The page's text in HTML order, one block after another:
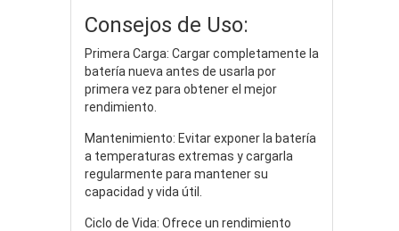
Consejos de Uso:
Primera Carga: Cargar completamente la
batería nueva antes de usarla por
primera vez para obtener el mejor
rendimiento.
Mantenimiento: Evitar exponer la batería
a temperaturas extremas y cargarla
regularmente para mantener su
capacidad y vida útil.
Ciclo de Vida: Ofrece un rendimiento